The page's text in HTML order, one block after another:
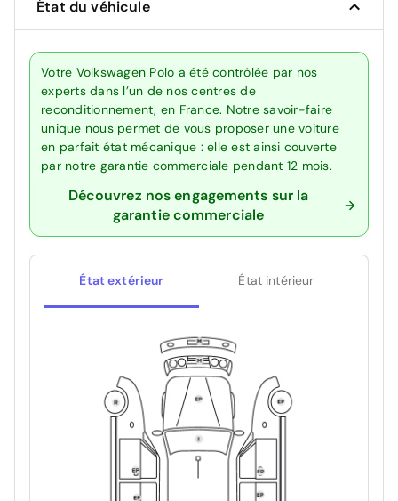
État du véhicule
Votre Volkswagen Polo a été contrôlée par nos
experts dans l’un de nos centres de
reconditionnement, en France. Notre savoir-faire
unique nous permet de vous proposer une voiture
en parfait état mécanique : elle est ainsi couverte
par notre garantie commerciale pendant 12 mois.
Découvrez nos engagements sur la
garantie commerciale
État extérieur État intérieur